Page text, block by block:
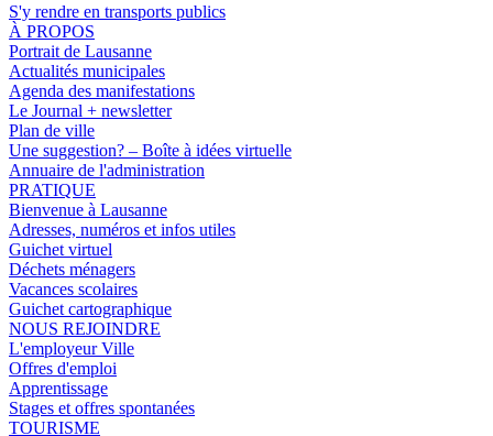
S'y rendre en transports publics
À PROPOS
Portrait de Lausanne
Actualités municipales
Agenda des manifestations
Le Journal + newsletter
Plan de ville
Une suggestion? – Boîte à idées virtuelle
Annuaire de l'administration
PRATIQUE
Bienvenue à Lausanne
Adresses, numéros et infos utiles
Guichet virtuel
Déchets ménagers
Vacances scolaires
Guichet cartographique
NOUS REJOINDRE
L'employeur Ville
Offres d'emploi
Apprentissage
Stages et offres spontanées
TOURISME